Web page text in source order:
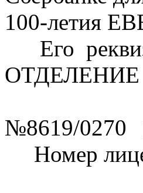
100-летия
Его
ОТДЕЛЕНИЕ
№8619/0270
Номер